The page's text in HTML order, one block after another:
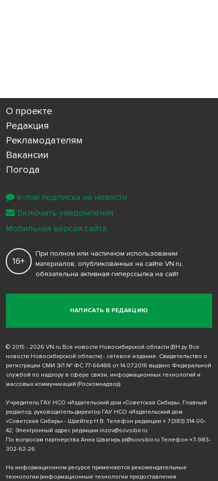
О проекте
Редакция
Рекламодателям
Вакансии
Погода
НАПИСАТЬ В РЕДАКЦИЮ
16+
При полном или частичном использовании
материалов, опубликованных на сайте VN.ru,
обязательна активная гиперссылка на сайт
© 2015 - 2026 VN.ru Все новости Новосибирской области (ВН.ру Все
новости Новосибирской области) - сетевое издание. Свидетельство о
регистрации СМИ ЭЛ № ФС 77-66488 от 14.07.2016 выдано Федеральной
службой по надзору в сфере связи, информационных технологий и
массовых коммуникаций (Роскомнадзор)
Учредитель ГАУ НСО «Издательский дом «Советская Сибирь». Главный
редактор, руководитель-директор ГАУ НСО «Издательский дом
«Советская Сибирь» - Шрейтер Н.В. Телефон редакции + 7 (383) 314-00-
42; Электронный адрес редакции inzov@sovsibir.ru
По вопросам партнерства Анна Швагирь pr@sovsibir.ru Телефон +7-983-
302-62-26
На информационном ресурсе применяются рекомендательные
технологии (информационные технологии предоставления
e-mail подписка на новости
Включить уведомления
Мобильная версия сайта